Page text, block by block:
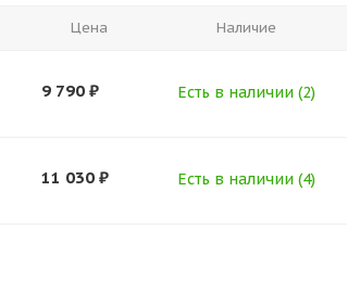
Цена Наличие
9 790 ₽ Есть в наличии (2)
11 030 ₽ Есть в наличии (4)